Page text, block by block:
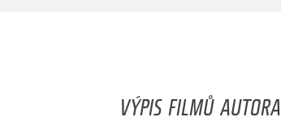
VÝPIS FILMŮ AUTORA